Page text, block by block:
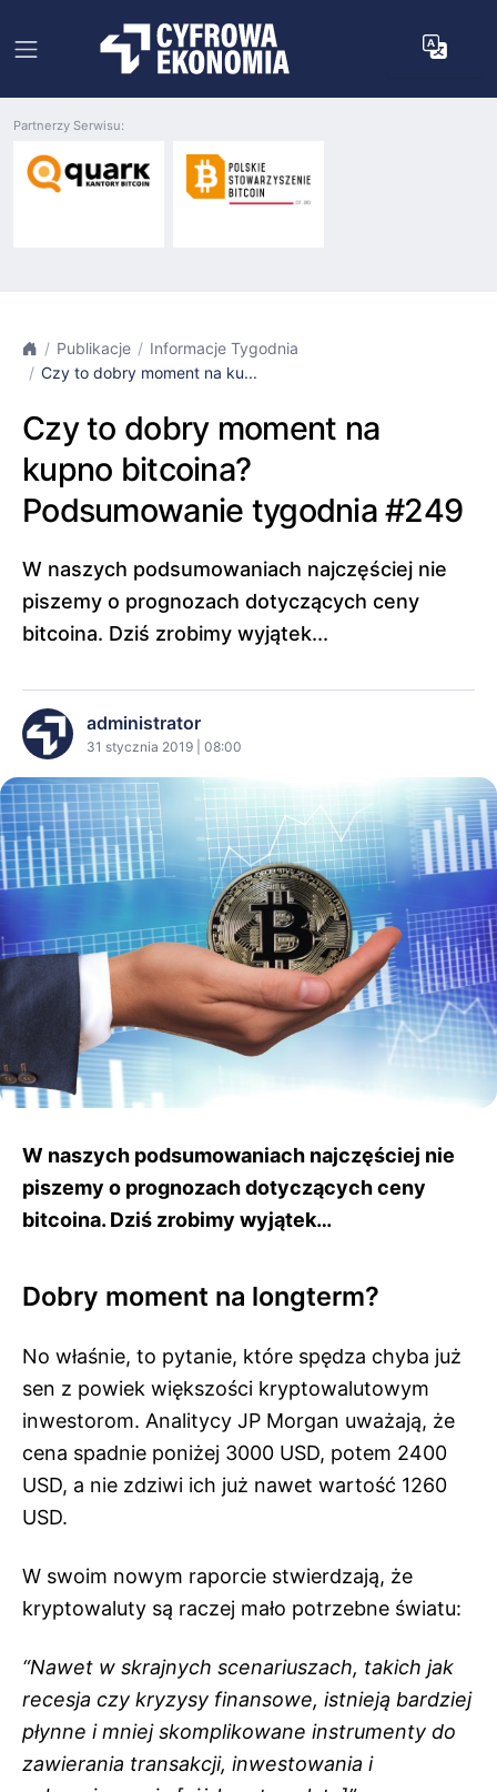
Partnerzy Serwisu:
Publikacje
Informacje Tygodnia
Czy to dobry moment na ku...
Czy to dobry moment na
kupno bitcoina?
Podsumowanie tygodnia #249
W naszych podsumowaniach najczęściej nie
piszemy o prognozach dotyczących ceny
bitcoina. Dziś zrobimy wyjątek...
administrator
31 stycznia 2019 | 08:00
W naszych podsumowaniach najczęściej nie
piszemy o prognozach dotyczących ceny
bitcoina. Dziś zrobimy wyjątek…
Dobry moment na longterm?
No właśnie, to pytanie, które spędza chyba już
sen z powiek większości kryptowalutowym
inwestorom. Analitycy JP Morgan uważają, że
cena spadnie poniżej 3000 USD, potem 2400
USD, a nie zdziwi ich już nawet wartość 1260
USD.
W swoim nowym raporcie stwierdzają, że
kryptowaluty są raczej mało potrzebne światu:
“Nawet w skrajnych scenariuszach, takich jak
recesja czy kryzysy finansowe, istnieją bardziej
płynne i mniej skomplikowane instrumenty do
zawierania transakcji, inwestowania i